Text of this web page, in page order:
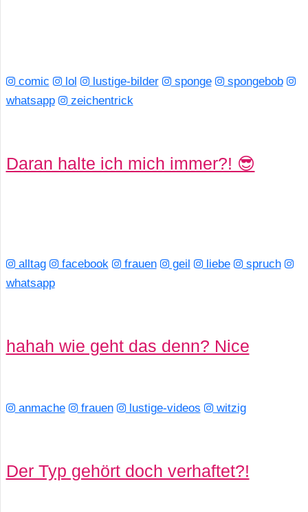
comic lol lustige-bilder sponge
spongebob
whatsapp
zeichentrick
Daran halte ich mich immer?! 😎
alltag facebook frauen geil liebe
spruch
whatsapp
hahah wie geht das denn? Nice
anmache frauen lustige-videos witzig
Der Typ gehört doch verhaftet?!